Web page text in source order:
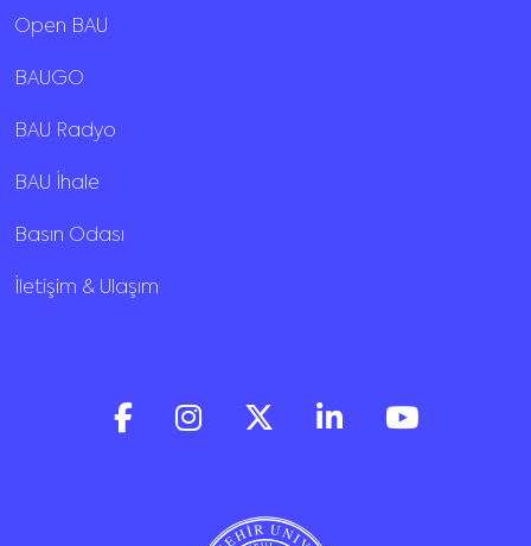
Open BAU
BAUGO
BAU Radyo
BAU İhale
Basın Odası
İletişim & Ulaşım